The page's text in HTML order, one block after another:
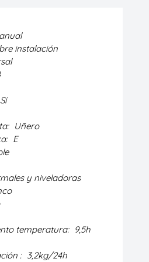
instalación
Sí
Uñero
E
y niveladoras
temperatura: 9,5h
: 3,2kg/24h